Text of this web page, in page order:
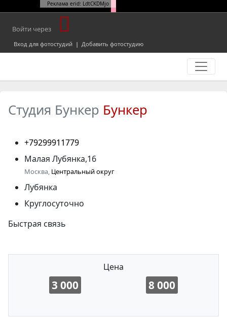
Реклама erid: LdtCKDMjo
Войти через
Вход для фотостудий | Добавить фотостудию
Студия Бункер Бункер
+79299911779
Малая Лубянка,16
Москва, Центральный округ
Лубянка
Круглосуточно
Быстрая связь
Цена
3 000 8 000